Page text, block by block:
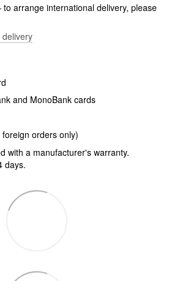
arrange international delivery, please
and MonoBank cards
orders only)
with a manufacturer's warranty.
days.